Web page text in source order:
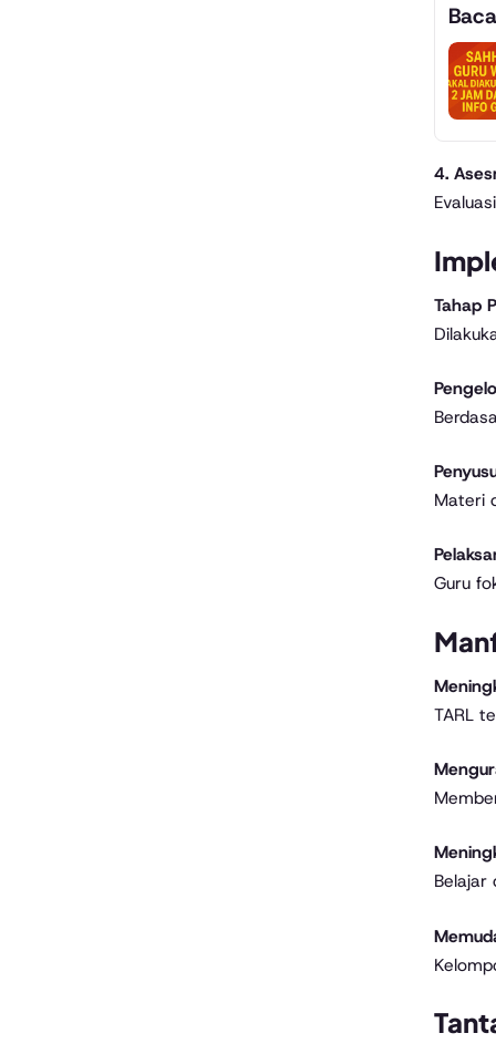
4.
Tahap
Materi
Guru
TARL
Belajar